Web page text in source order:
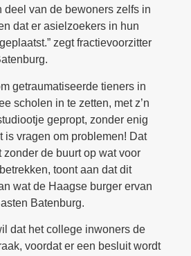
deel van de bewoners zelfs in
dat er asielzoekers in hun
zegt fractievoorzitter
getraumatiseerde tieners in
scholen in te zetten, met z’n
gepropt, zonder enig
is vragen om problemen! Dat
zonder de buurt op wat voor
toont aan dat dit
wat de Haagse burger ervan
Batenburg.
dat het college inwoners de
voordat er een besluit wordt